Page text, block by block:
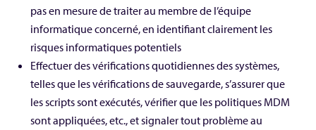
pas en mesure de traiter au membre de l’équipe
informatique concerné, en identifiant clairement les
risques informatiques potentiels
Effectuer des vérifications quotidiennes des systèmes,
telles que les vérifications de sauvegarde, s’assurer que
les scripts sont exécutés, vérifier que les politiques MDM
sont appliquées, etc., et signaler tout problème au